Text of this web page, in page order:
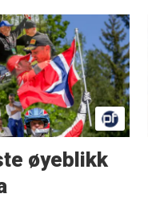
øyeblikk